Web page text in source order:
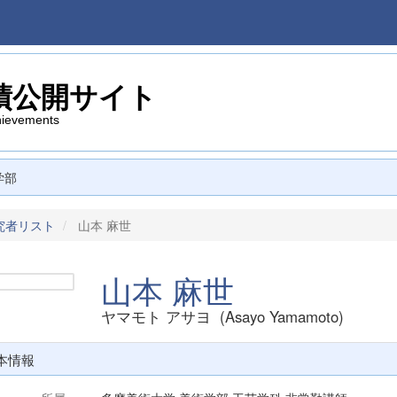
公開サイト
部
者リスト 山本 麻世
山本 麻世
ヤマモト アサヨ (Asayo Yamamoto)
情報